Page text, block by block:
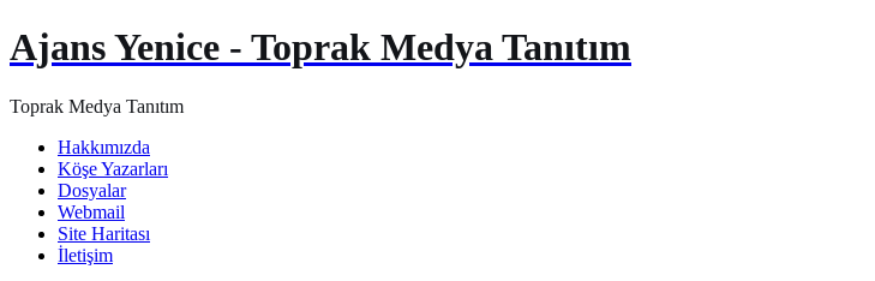
Ajans Yenice - Toprak Medya Tanıtım
Toprak Medya Tanıtım
Hakkımızda
Köşe Yazarları
Dosyalar
Webmail
Site Haritası
İletişim